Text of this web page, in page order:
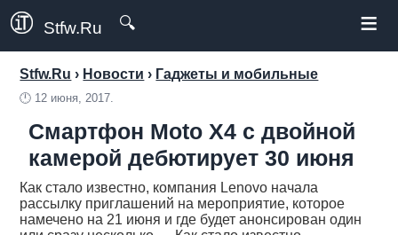
Stfw.Ru 🔍 ≡
Stfw.Ru › Новости › Гаджеты и мобильные
🕛 12 июня, 2017.
Смартфон Moto X4 с двойной
камерой дебютирует 30 июня
Как стало известно, компания Lenovo начала
рассылку приглашений на мероприятие, которое
намечено на 21 июня и где будет анонсирован один